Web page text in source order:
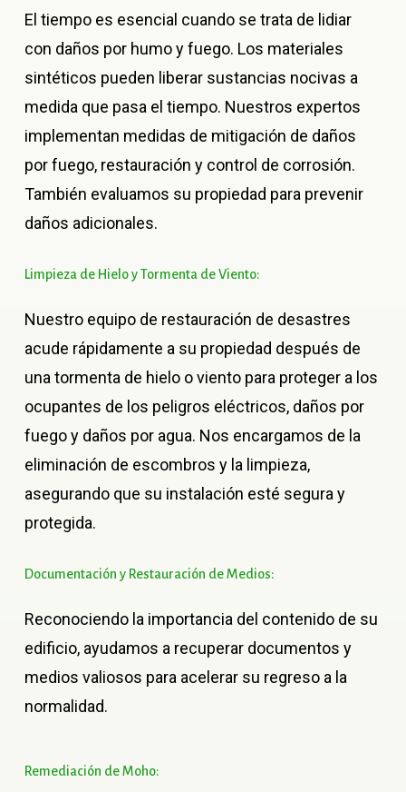
El tiempo es esencial cuando se trata de lidiar
con daños por humo y fuego. Los materiales
sintéticos pueden liberar sustancias nocivas a
medida que pasa el tiempo. Nuestros expertos
implementan medidas de mitigación de daños
por fuego, restauración y control de corrosión.
También evaluamos su propiedad para prevenir
daños adicionales.
Limpieza de HieloyTormenta deViento:
Nuestro equipo de restauración de desastres
acude rápidamente a su propiedad después de
una tormenta de hielo o viento para proteger a los
ocupantes de los peligros eléctricos, daños por
fuego y daños por agua. Nos encargamos de la
eliminación de escombros y la limpieza,
asegurando que su instalación esté segura y
protegida.
Documentación y Restauración deMedios:
Reconociendo la importancia del contenido de su
edificio, ayudamos a recuperar documentos y
medios valiosos para acelerar su regreso a la
normalidad.
Remediación deMoho: